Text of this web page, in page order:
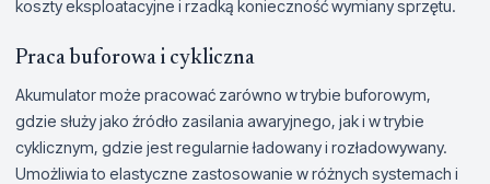
koszty eksploatacyjne i rzadką konieczność wymiany sprzętu.
Praca buforowa i cykliczna
Akumulator może pracować zarówno w trybie buforowym,
gdzie służy jako źródło zasilania awaryjnego, jak i w trybie
cyklicznym, gdzie jest regularnie ładowany i rozładowywany.
Umożliwia to elastyczne zastosowanie w różnych systemach i